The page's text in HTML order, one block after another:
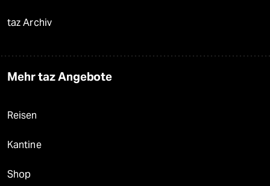
taz Archiv
Mehr taz Angebote
Reisen
Kantine
Shop